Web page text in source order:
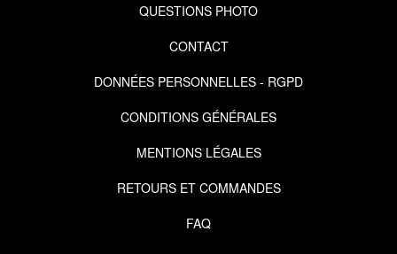
QUESTIONS PHOTO
CONTACT
DONNÉES PERSONNELLES - RGPD
CONDITIONS GÉNÉRALES
MENTIONS LÉGALES
RETOURS ET COMMANDES
FAQ